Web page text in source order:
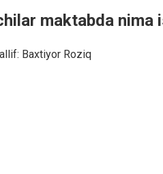
maktabda nima
Baxtiyor Roziq